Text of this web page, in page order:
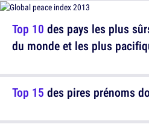
Top 15 des pires prénoms
Top 10 des pays les plus
du monde et les plus